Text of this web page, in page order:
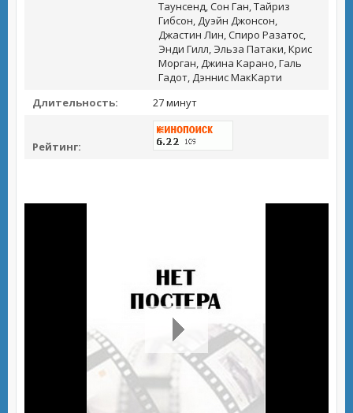
Таунсенд, Сон Ган, Тайриз
Гибсон, Дуэйн Джонсон,
Джастин Лин, Спиро Разатос,
Энди Гилл, Эльза Патаки, Крис
Морган, Джина Карано, Галь
Гадот, Дэннис МакКарти
Длительность:
27 минут
Рейтинг: